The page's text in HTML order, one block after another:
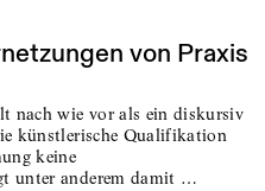
von Praxis
nach wie vor als ein diskursiv
künstlerische Qualifikation
keine
unter anderem damit …